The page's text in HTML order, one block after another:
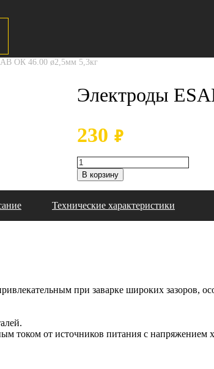
ОК 46.00 ø2,5мм 5,3кг
Электроды
230 ₽
В корзину
Технические характеристики
при заварке широких зазоров,
током от источников питания с напряжением